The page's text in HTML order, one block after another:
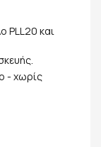
PLL20 και
- χωρίς